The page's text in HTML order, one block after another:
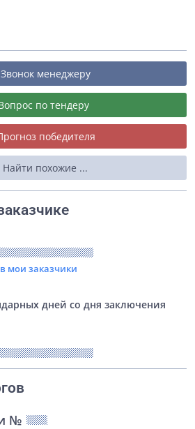
менеджеру
по тендеру
победителя
Найти похожие ...
мои заказчики
дней со дня заключения
№